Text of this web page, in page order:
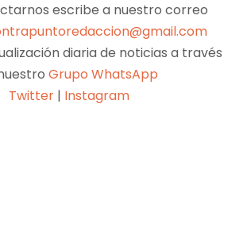
escribe a nuestro correo
diaria de noticias a través
Grupo WhatsApp
Twitter | Instagram